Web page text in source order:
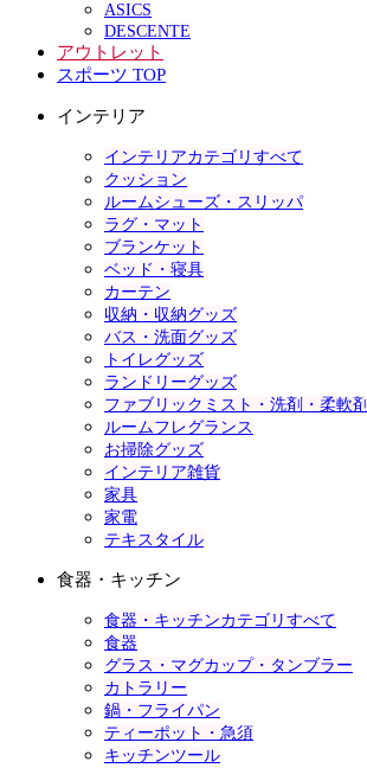
ASICS
DESCENTE
アウトレット
スポーツ TOP
インテリア
インテリアカテゴリすべて
クッション
ルームシューズ・スリッパ
ラグ・マット
ブランケット
ベッド・寝具
カーテン
収納・収納グッズ
バス・洗面グッズ
トイレグッズ
ランドリーグッズ
ファブリックミスト・洗剤・柔軟剤
ルームフレグランス
お掃除グッズ
インテリア雑貨
家具
家電
テキスタイル
食器・キッチン
食器・キッチンカテゴリすべて
食器
グラス・マグカップ・タンブラー
カトラリー
鍋・フライパン
ティーポット・急須
キッチンツール